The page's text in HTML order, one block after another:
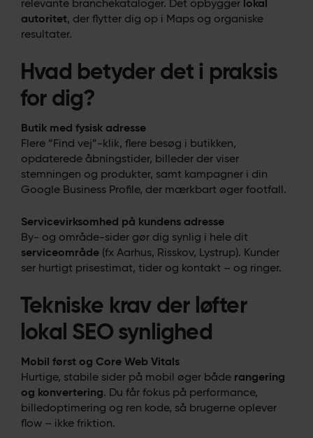
relevante branchekataloger. Det opbygger lokal
autoritet, der flytter dig op i Maps og organiske
resultater.
Hvad betyder det i praksis
for dig?
Butik med fysisk adresse
Flere “Find vej”-klik, flere besøg i butikken,
opdaterede åbningstider, billeder der viser
stemningen og produkter, samt kampagner i din
Google Business Profile, der mærkbart øger footfall.
Servicevirksomhed på kundens adresse
By- og område-sider gør dig synlig i hele dit
serviceområde (fx Aarhus, Risskov, Lystrup). Kunder
ser hurtigt prisestimat, tider og kontakt – og ringer.
Tekniske krav der løfter
lokal SEO synlighed
Mobil først og Core Web Vitals
Hurtige, stabile sider på mobil øger både rangering
og konvertering. Du får fokus på performance,
billedoptimering og ren kode, så brugerne oplever
flow – ikke friktion.